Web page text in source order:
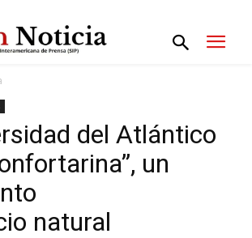
del Atlántico
un
natural